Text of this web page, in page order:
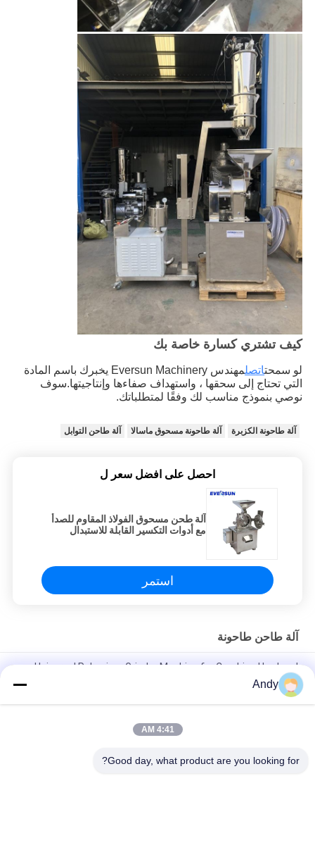
كيف تشتري كسارة خاصة بك
لو سمحتاتصل
نوصي بنموذج مناسب لك وفقًا لمتطلباتك.
آلة طاحونة الكزبرة آلة طاحونة مسحوق ماسالا آلة طاحن التوابل
احصل على افضل سعر ل
آلة طحن مسحوق الفولاذ المقاوم للصدأ
مع أدوات التكسير القابلة للاستبدال
استمر
آلة طاحن طاحونة
Universal Pulverizer Grinder Machine for Crushing Hard and
Resilient Materials
آلة مطحنة مطحنة متقدمة للتحطيم في الصناعات الكيميائية الطبية
Andy
4:41 AM
Good day, what product are you looking for?